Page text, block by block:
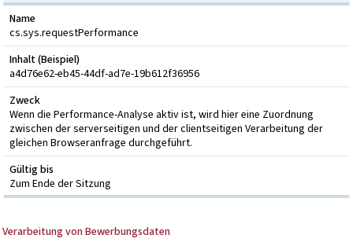
Name
cs.sys.requestPerformance
Inhalt (Beispiel)
a4d76e62-eb45-44df-ad7e-19b612f36956
Zweck
Wenn die Performance-Analyse aktiv ist, wird hier eine Zuordnung
zwischen der serverseitigen und der clientseitigen Verarbeitung der
gleichen Browseranfrage durchgeführt.
Gültig bis
Zum Ende der Sitzung
Verarbeitung von Bewerbungsdaten